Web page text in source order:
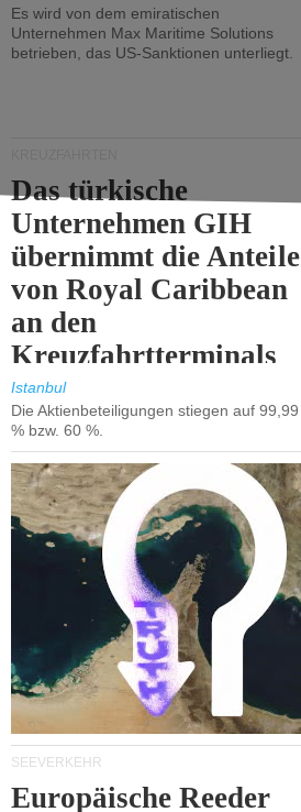
Es wird von dem emiratischen
Unternehmen Max Maritime Solutions
betrieben, das US-Sanktionen unterliegt.
Das türkische
Unternehmen GIH
übernimmt die Anteile
von Royal Caribbean
an den
Kreuzfahrtterminals
in Kusadasi und
Lissabon.
Istanbul
Die Aktienbeteiligungen stiegen auf 99,99
% bzw. 60 %.
SEEVERKEHR
Europäische Reeder